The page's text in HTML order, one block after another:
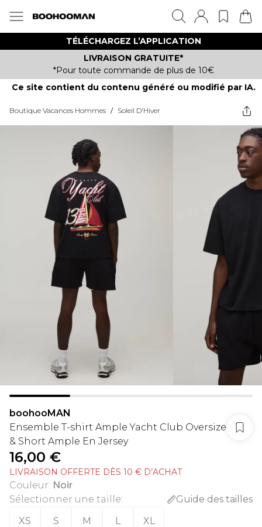
TÉLÉCHARGEZ L’APPLICATION
LIVRAISON GRATUITE*
*Pour toute commande de plus de 10€
Ce site contient du contenu généré ou modifié par IA.
Boutique Vacances Hommes / Soleil D'Hiver
boohooMAN
Ensemble T-shirt Ample Yacht Club Oversize
& Short Ample En Jersey
16,00 €
LIVRAISON OFFERTE DÈS 10 € D’ACHAT
Couleur: Noir
Sélectionner une taille:
Guide des tailles
XS
S M L XL